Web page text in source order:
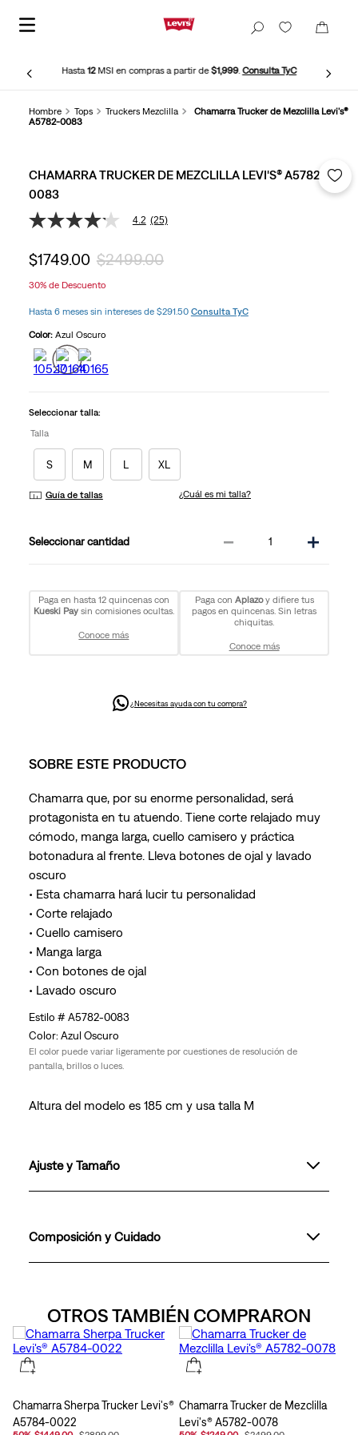
Hasta12MSI en compras a partir de$1,999.Consulta TyC
Hombre Tops Truckers Mezclilla
Chamarra Trucker de Mezclilla Levi's®
A5782-0083
CHAMARRA TRUCKER DE MEZCLILLA LEVI'S® A5782-
0083
4.2
5
estrellas,
medio
valoración.
Read
25
Reviews.
Enlace
página.
4.2 (25)
$1749.00 $2499.00
30%de Descuento
Hasta 6 meses sin intereses de $291.50 Consulta TyC
Color: Azul Oscuro
Seleccionar talla:
Talla
S M L XL
Guía de tallas ¿Cuál es mi talla?
cantidad ＋
－
Paga en hasta 12 quincenas con
Kueski Paysin comisiones ocultas.
Conoce más
Paga con Aplazoy difiere tus
pagos en quincenas. Sin letras
chiquitas.
Conoce más
¿Necesitas ayuda con tu compra?
SOBRE ESTE PRODUCTO
Chamarra que, por su enorme personalidad, será
protagonista en tu atuendo. Tiene corte relajado muy
cómodo, manga larga, cuello camisero y práctica
botonadura al frente. Lleva botones de ojal y lavado
oscuro
• Esta chamarra hará lucir tu personalidad
• Corte relajado
• Cuello camisero
• Manga larga
• Con botones de ojal
• Lavado oscuro
A5782-0083
Azul Oscuro
El color puede variar ligeramente por cuestiones de resolución de
pantalla, brillos o luces.
Altura del modelo es 185 cm y usa talla M
Ajuste y Tamaño
Composición y Cuidado
OTROS TAMBIÉN COMPRARON
Chamarra Sherpa Trucker Levi's®
A5784-0022
Chamarra Trucker de Mezclilla
Levi's® A5782-0078